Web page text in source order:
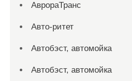
АврораТранс
Авто-ритет
Автобэст, автомойка
Автобэст, автомойка